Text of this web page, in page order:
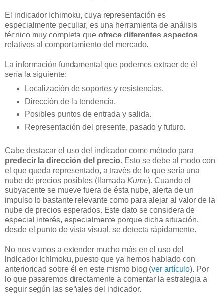
El indicador Ichimoku, cuya representación es
especialmente peculiar, es una herramienta de análisis
técnico muy completa que ofrece diferentes aspectos
relativos al comportamiento del mercado.
La información fundamental que podemos extraer de él
sería la siguiente:
Localización de soportes y resistencias.
Dirección de la tendencia.
Posibles puntos de entrada y salida.
Representación del presente, pasado y futuro.
Cabe destacar el uso del indicador como método para
predecir la dirección del precio. Esto se debe al modo con
el que queda representado, a través de lo que sería una
nube de precios posibles (llamada Kumo). Cuando el
subyacente se mueve fuera de ésta nube, alerta de un
impulso lo bastante relevante como para alejar al valor de la
nube de precios esperados. Este dato se considera de
especial interés, especialmente porque dicha situación,
desde el punto de vista visual, se detecta rápidamente.
No nos vamos a extender mucho más en el uso del
indicador Ichimoku, puesto que ya hemos hablado con
anterioridad sobre él en este mismo blog (ver artículo). Por
lo que pasaremos directamente a comentar la estrategia a
seguir según las señales del indicador.